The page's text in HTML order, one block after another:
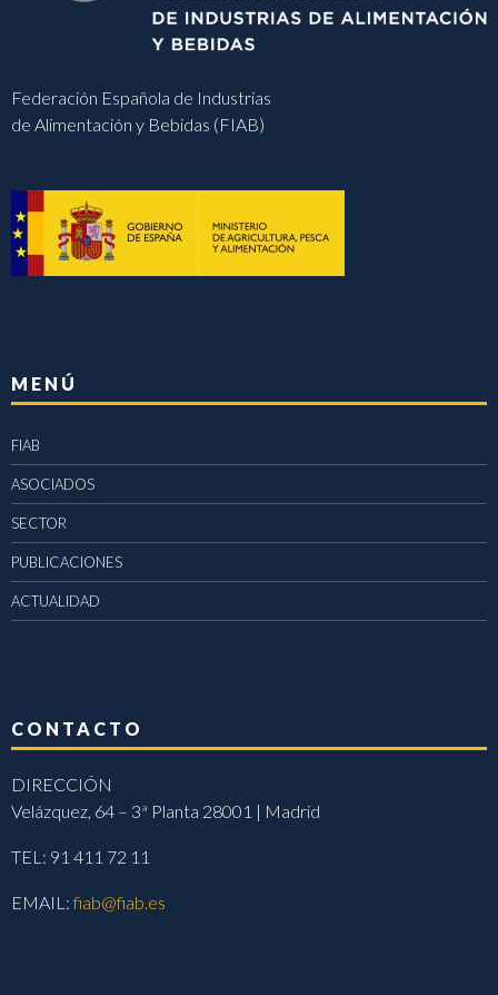
Federación Española de Industrias
de Alimentación y Bebidas (FIAB)
MENÚ
FIAB
ASOCIADOS
SECTOR
PUBLICACIONES
ACTUALIDAD
CONTACTO
DIRECCIÓN
Velázquez, 64 – 3ª Planta 28001 | Madrid
TEL: 91 411 72 11
EMAIL:fiab@fiab.es